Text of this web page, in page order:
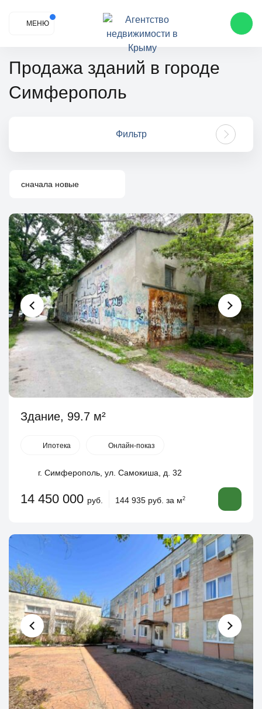
МЕНЮ
Продажа зданий в городе
Симферополь
Фильтр
сначала новые
Здание, 99.7 м²
Ипотека Онлайн-показ
г. Симферополь, ул. Самокиша, д. 32
14 450 000 руб. 144 935 руб. за м2